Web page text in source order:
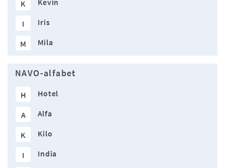
K Kevin
I Iris
M Mila
NAVO-alfabet
H Hotel
A Alfa
K Kilo
I India